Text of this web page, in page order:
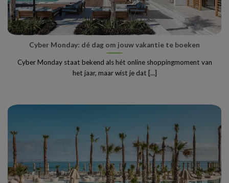
Cyber Monday: dé dag om jouw vakantie te boeken
Cyber Monday staat bekend als hét online shoppingmoment van
het jaar, maar wist je dat [...]